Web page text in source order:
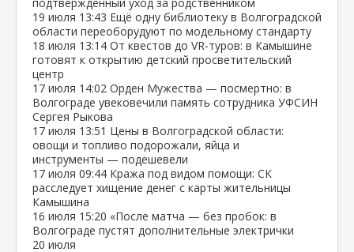
19 июля 13:43 Ещё одну библиотеку в Волгоградской
области переоборудуют по модельному стандарту
18 июля 13:14 От квестов до VR‑туров: в Камышине
готовят к открытию детский просветительский
центр
17 июля 14:02 Орден Мужества — посмертно: в
Волгограде увековечили память сотрудника УФСИН
Сергея Рыкова
17 июля 13:51 Цены в Волгоградской области:
овощи и топливо подорожали, яйца и
инструменты — подешевели
17 июля 09:44 Кража под видом помощи: СК
расследует хищение денег с карты жительницы
Камышина
16 июля 15:20 «После матча — без пробок: в
Волгограде пустят дополнительные электрички
20 июля